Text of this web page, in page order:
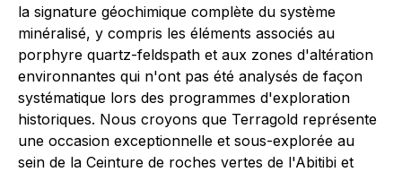
la signature géochimique complète du système
minéralisé, y compris les éléments associés au
porphyre quartz-feldspath et aux zones d'altération
environnantes qui n'ont pas été analysés de façon
systématique lors des programmes d'exploration
historiques. Nous croyons que Terragold représente
une occasion exceptionnelle et sous-explorée au
sein de la Ceinture de roches vertes de l'Abitibi et